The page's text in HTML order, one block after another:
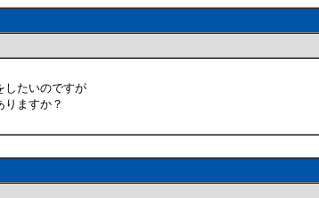
したいのですが
りますか？